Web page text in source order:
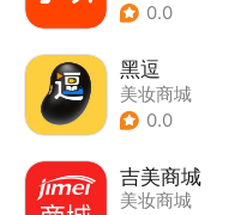
0.0
黑逗
美妆商城
0.0
吉美商城
美妆商城